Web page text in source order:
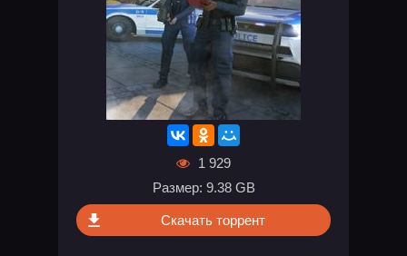
1 929
Размер: 9.38 GB
Скачать торрент